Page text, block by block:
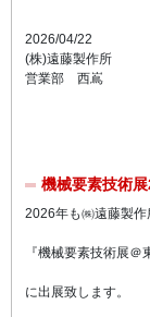
2026/04/22
(株)遠藤製作所
営業部 西嶌
機械要素技術
2026年も㈱遠藤製作
『機械要素技術展＠
に出展致します。